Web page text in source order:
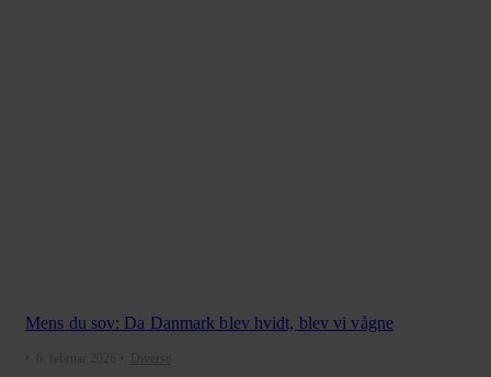
Mens du sov: Da Danmark blev hvidt, blev vi vågne